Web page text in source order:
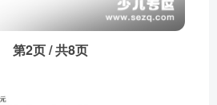
第2页 / 共8页